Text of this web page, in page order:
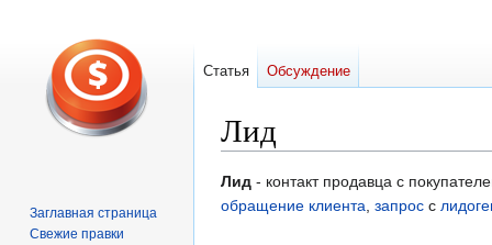
Лид
Перейти
к
Перейти
к
Лид - контакт продавца с
обращение клиента, запрос с
Статья Обсуждение
Заглавная страница
Свежие правки